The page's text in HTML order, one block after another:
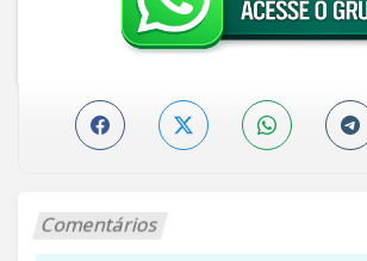
Comentários